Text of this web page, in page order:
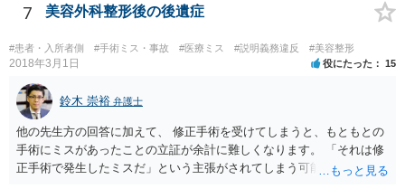
ネガティブな評価を付けられるので、家庭復帰の可能性をどんどん狭
ちまちです。 弊所の場合、交渉をお受けするとなると20万円くらいが
7 美容外科整形後の後遺症
#患者・入所者側 #手術ミス・事故 #医療ミス #説明義務違反 #美容整形
2018年3月1日 役にたった 15
鈴木 崇裕 弁護士
他の先生方の回答に加えて、 修正手術を受けてしまうと、もともとの
手術にミスがあったことの立証が余計に難しくなります。 「それは修
正手術で発生したミスだ」という主張がされてしまう可能性があるか